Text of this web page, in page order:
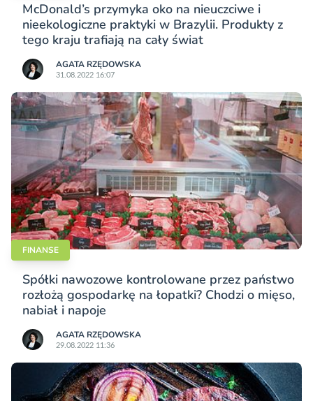
McDonald’s przymyka oko na nieuczciwe i
nieekologiczne praktyki w Brazylii. Produkty z
tego kraju trafiają na cały świat
AGATA RZĘDOWSKA
31.08.2022 16:07
FINANSE
Spółki nawozowe kontrolowane przez państwo
rozłożą gospodarkę na łopatki? Chodzi o mięso,
nabiał i napoje
AGATA RZĘDOWSKA
29.08.2022 11:36